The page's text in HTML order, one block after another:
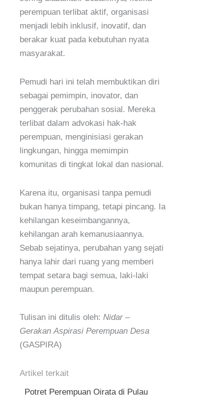
perempuan terlibat aktif, organisasi
menjadi lebih inklusif, inovatif, dan
berakar kuat pada kebutuhan nyata
masyarakat.
Pemudi hari ini telah membuktikan diri
sebagai pemimpin, inovator, dan
penggerak perubahan sosial. Mereka
terlibat dalam advokasi hak-hak
perempuan, menginisiasi gerakan
lingkungan, hingga memimpin
komunitas di tingkat lokal dan nasional.
Karena itu, organisasi tanpa pemudi
bukan hanya timpang, tetapi pincang. Ia
kehilangan keseimbangannya,
kehilangan arah kemanusiaannya.
Sebab sejatinya, perubahan yang sejati
hanya lahir dari ruang yang memberi
tempat setara bagi semua, laki-laki
maupun perempuan.
Tulisan ini ditulis oleh: Nidar –
Gerakan Aspirasi Perempuan Desa
(GASPIRA)
Artikel terkait
Potret Perempuan Oirata di Pulau